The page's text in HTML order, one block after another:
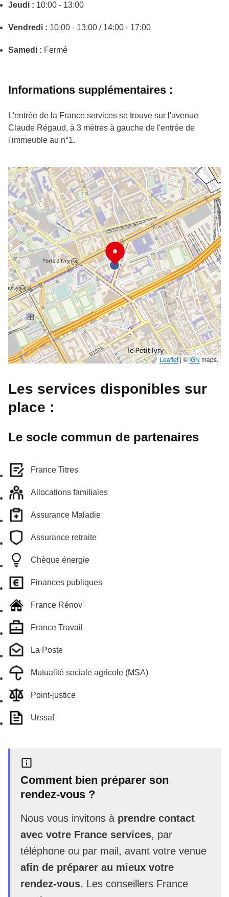
Jeudi : 10:00 - 13:00
Vendredi : 10:00 - 13:00 / 14:00 - 17:00
Samedi : Fermé
Informations supplémentaires :
L'entrée de la France services se trouve sur l'avenue
Claude Régaud, à 3 mètres à gauche de l'entrée de
l'immeuble au n°1.
Leaflet |©IGNmaps.
Les services disponibles sur
place :
Le socle commun de partenaires
France Titres
Allocations familiales
Assurance Maladie
Assurance retraite
Chèque énergie
Finances publiques
France Rénov'
France Travail
La Poste
Mutualité sociale agricole (MSA)
Point-justice
Urssaf
Comment bien préparer son
rendez-vous ?
Nous vous invitons à prendre contact
avec votre France services, par
téléphone ou par mail, avant votre venue
afin de préparer au mieux votre
rendez-vous. Les conseillers France